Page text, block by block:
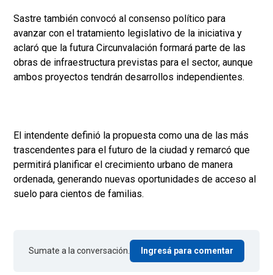
Sastre también convocó al consenso político para
avanzar con el tratamiento legislativo de la iniciativa y
aclaró que la futura Circunvalación formará parte de las
obras de infraestructura previstas para el sector, aunque
ambos proyectos tendrán desarrollos independientes.
El intendente definió la propuesta como una de las más
trascendentes para el futuro de la ciudad y remarcó que
permitirá planificar el crecimiento urbano de manera
ordenada, generando nuevas oportunidades de acceso al
suelo para cientos de familias.
Sumate a la conversación. Ingresá para comentar